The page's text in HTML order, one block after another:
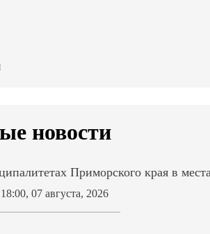
новости
Приморского края в
18:00, 07 августа, 2026